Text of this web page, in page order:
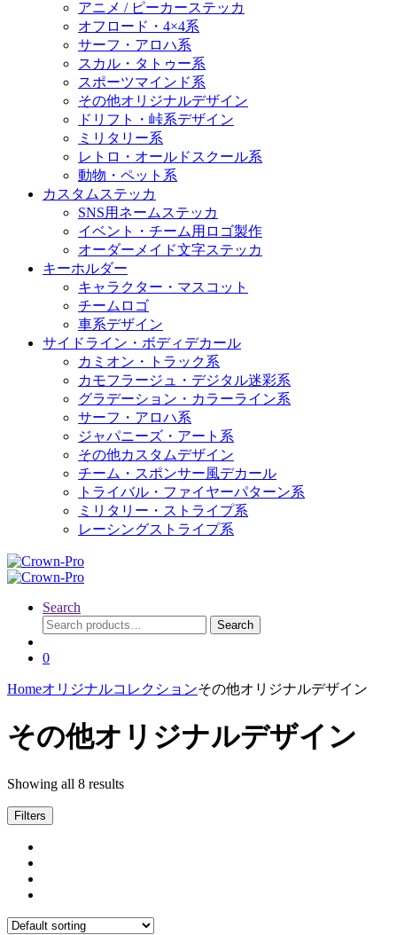
アニメ / ピーカーステッカ
オフロード・4×4系
サーフ・アロハ系
スカル・タトゥー系
スポーツマインド系
その他オリジナルデザイン
ドリフト・峠系デザイン
ミリタリー系
レトロ・オールドスクール系
動物・ペット系
カスタムステッカ
SNS用ネームステッカ
イベント・チーム用ロゴ製作
オーダーメイド文字ステッカ
キーホルダー
キャラクター・マスコット
チームロゴ
車系デザイン
サイドライン・ボディデカール
カミオン・トラック系
カモフラージュ・デジタル迷彩系
グラデーション・カラーライン系
サーフ・アロハ系
ジャパニーズ・アート系
その他カスタムデザイン
チーム・スポンサー風デカール
トライバル・ファイヤーパターン系
ミリタリー・ストライプ系
レーシングストライプ系
Search
Search
for:
Search
0
Homeオリジナルコレクションその他オリジナルデザイン
その他オリジナルデザイン
Showing all 8 results
Filters